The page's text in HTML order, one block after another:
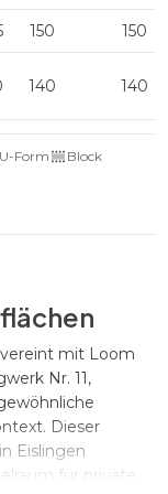
150 150
140 140
U-Form
Block
vereint mit Loom
Nr. 11,
Dieser
Eislingen
für private